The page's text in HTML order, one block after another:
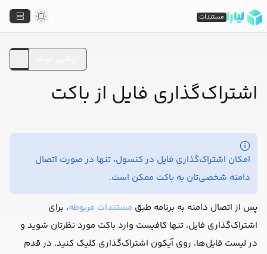
اشتراک‌گذاری فایل از باکت
امکان اشتراک‌گذاری فایل در کنسول، تنها در صورت اتصال
دامنه شخصی‌تان به باکت ممکن است.
پس از اتصال دامنه به برنامه طبق مستندات مربوطه، برای
اشتراک‌گذاری فایل، تنها کافیست وارد باکت مورد نظرتان شوید و
در لیست فایل‌ها، روی آیکون اشتراک‌گذاری کلیک کنید. در قدم
مستندات